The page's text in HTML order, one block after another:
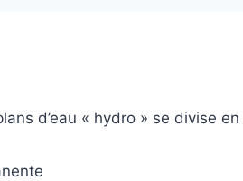
d’eau « hydro » se divise